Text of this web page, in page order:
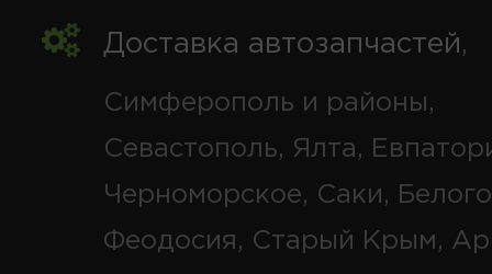
Доставка автозапчастей,
Симферополь и районы,
Севастополь, Ялта,
Черноморское, Саки,
Феодосия, Старый Крым,